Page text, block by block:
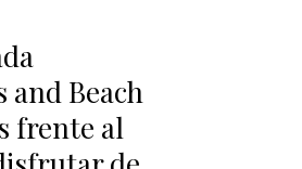
and Beach
frente al